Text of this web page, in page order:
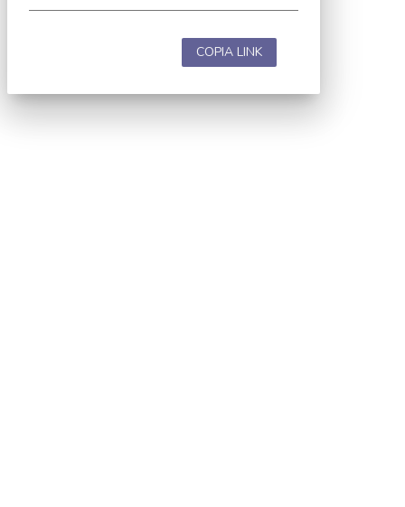
COPIA LINK